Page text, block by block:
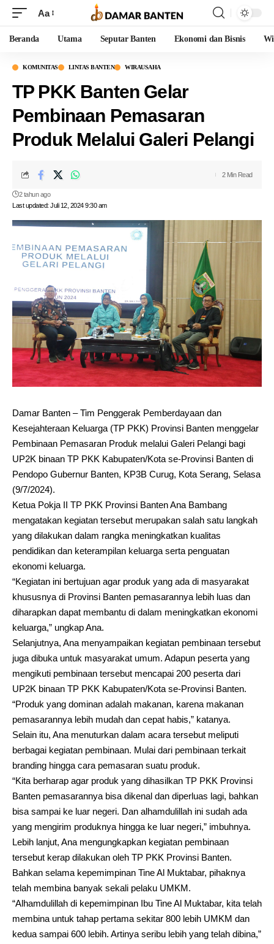
Aa
Beranda Utama Seputar Banten Ekonomi dan Bisnis
KOMUNITAS LINTAS BANTEN WIRAUSAHA
TP PKK Banten Gelar
Pembinaan Pemasaran
Produk Melalui Galeri Pelangi
Last updated: Juli 12, 2024 9:30 am
2 tahun ago
2 Min Read
Damar Banten – Tim Penggerak Pemberdayaan dan
Kesejahteraan Keluarga (TP PKK) Provinsi Banten menggelar
Pembinaan Pemasaran Produk melalui Galeri Pelangi bagi
UP2K binaan TP PKK Kabupaten/Kota se-Provinsi Banten di
Pendopo Gubernur Banten, KP3B Curug, Kota Serang, Selasa
(9/7/2024).
Ketua Pokja II TP PKK Provinsi Banten Ana Bambang
mengatakan kegiatan tersebut merupakan salah satu langkah
yang dilakukan dalam rangka meningkatkan kualitas
pendidikan dan keterampilan keluarga serta penguatan
ekonomi keluarga.
“Kegiatan ini bertujuan agar produk yang ada di masyarakat
khususnya di Provinsi Banten pemasarannya lebih luas dan
diharapkan dapat membantu di dalam meningkatkan ekonomi
keluarga,” ungkap Ana.
Selanjutnya, Ana menyampaikan kegiatan pembinaan tersebut
juga dibuka untuk masyarakat umum. Adapun peserta yang
mengikuti pembinaan tersebut mencapai 200 peserta dari
UP2K binaan TP PKK Kabupaten/Kota se-Provinsi Banten.
“Produk yang dominan adalah makanan, karena makanan
pemasarannya lebih mudah dan cepat habis,” katanya.
Selain itu, Ana menuturkan dalam acara tersebut meliputi
berbagai kegiatan pembinaan. Mulai dari pembinaan terkait
branding hingga cara pemasaran suatu produk.
“Kita berharap agar produk yang dihasilkan TP PKK Provinsi
Banten pemasarannya bisa dikenal dan diperluas lagi, bahkan
bisa sampai ke luar negeri. Dan alhamdulillah ini sudah ada
yang mengirim produknya hingga ke luar negeri,” imbuhnya.
Lebih lanjut, Ana mengungkapkan kegiatan pembinaan
tersebut kerap dilakukan oleh TP PKK Provinsi Banten.
Bahkan selama kepemimpinan Tine Al Muktabar, pihaknya
telah membina banyak sekali pelaku UMKM.
“Alhamdulillah di kepemimpinan Ibu Tine Al Muktabar, kita telah
membina untuk tahap pertama sekitar 800 lebih UMKM dan
kedua sampai 600 lebih. Artinya seribu lebih yang telah dibina,”